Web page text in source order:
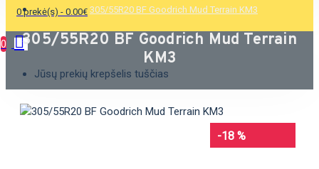
0 prekė(s) - 0.00€
0
Jūsų prekių krepšelis tuščias
305/55R20 BF Goodrich Mud Terrain KM3
305/55R20 BF Goodrich Mud Terrain
KM3
-18 %